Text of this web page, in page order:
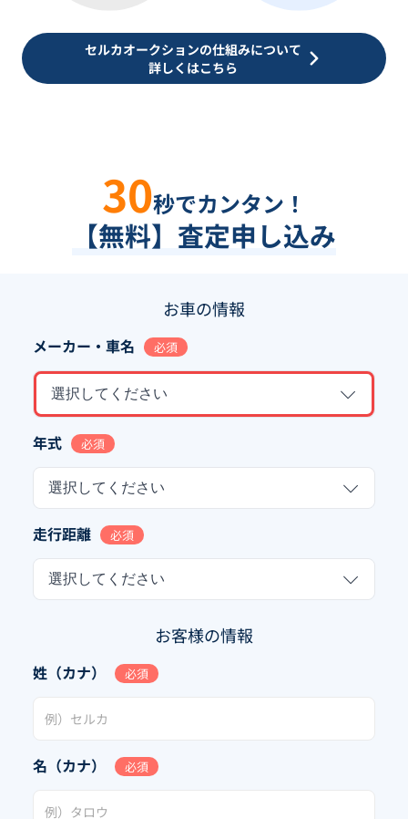
セルカオークションの仕組みについて
詳しくはこちら
30秒でカンタン！
【無料】査定申し込み
お車の情報
メーカー・車名 必須
選択してください
年式 必須
選択してください
走行距離 必須
選択してください
お客様の情報
姓（カナ） 必須
名（カナ） 必須